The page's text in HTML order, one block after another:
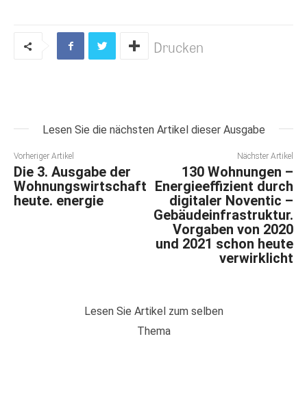
Drucken
Lesen Sie die nächsten Artikel dieser Ausgabe
Vorheriger Artikel
Die 3. Ausgabe der
Wohnungswirtschaft
heute. energie
Nächster Artikel
130 Wohnungen –
Energieeffizient durch
digitaler Noventic –
Gebäudeinfrastruktur.
Vorgaben von 2020
und 2021 schon heute
verwirklicht
Lesen Sie Artikel zum selben
Thema